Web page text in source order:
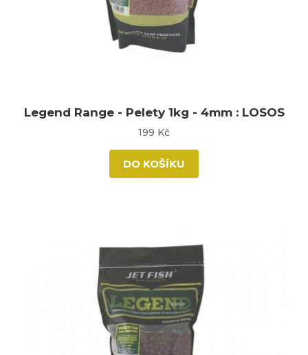
Legend Range - Pelety 1kg - 4mm : LOSOS
199 Kč
DO KOŠÍKU